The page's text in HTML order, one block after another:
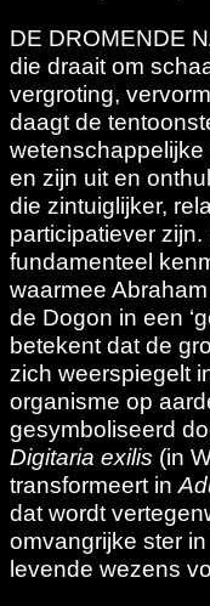
DE DROMENDE
die draait om
vergroting,
daagt de
en zijn uit en
die zintuiglijker,
participatiever
fundamenteel
waarmee
de Dogon in een
betekent dat de
zich weerspiegelt
organisme op
gesymboliseerd
Digitaria exilis (in
transformeert in
dat wordt
omvangrijke ster
levende wezens